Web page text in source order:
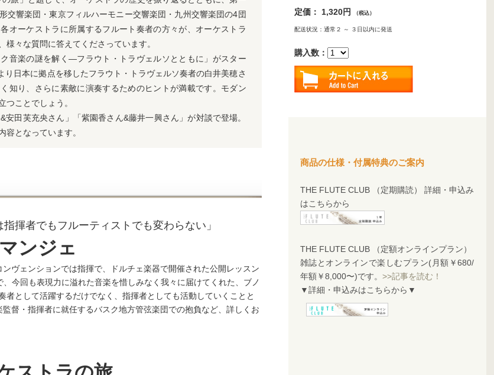
定価： 1,320円 （税込）
配送状況：通常２ ～ ３日以内に発送
購入数：
商品の仕様・付属特典のご案内
THE FLUTE CLUB （定期購読） 詳細・申込み
はこちらから
THE FLUTE CLUB （定額オンラインプラン）
雑誌とオンラインで楽しむプラン(月額￥680/
年額￥8,000〜)です。 >>記事を読む！
▼詳細・申込みはこちらから▼
交響楽団・東京フィルハーモニー交響楽団・九州交響楽団の4団
オーケストラに所属するフルート奏者の方々が、オーケストラ
々な質問に答えてくださっています。
音楽の謎を解く—フラウト・トラヴェルソとともに」がスター
り日本に拠点を移したフラウト・トラヴェルソ奏者の白井美穂さ
知り、さらに素敵に演奏するためのヒントが満載です。モダン
つことでしょう。
安田芙充央さん」「紫園香さん&藤井一興さん」が対談で登場。
容となっています。
指揮者でもフルーティストでも変わらない」
ンジェ
ヴェンションでは指揮で、ドルチェ楽器で開催された公開レッスン
今回も表現力に溢れた音楽を惜しみなく我々に届けてくれた、ブノ
者として活躍するだけでなく、指揮者としても活動していくことと
督・指揮者に就任するバスク地方管弦楽団での抱負など、詳しくお